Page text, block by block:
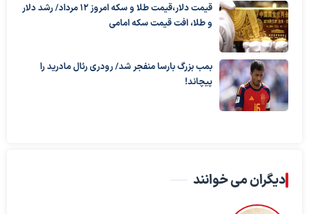
قیمت دلار،قیمت طلا و سکه امروز ۱۲ مرداد/ رشد دلار
و طلا، افت قیمت سکه امامی
بمب بزرگ بارسا منفجر شد/ رودری رئال مادرید را
پیچاند!
دیگران می خوانند